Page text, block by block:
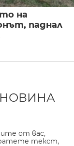
на
паднал
от вас,
текст,